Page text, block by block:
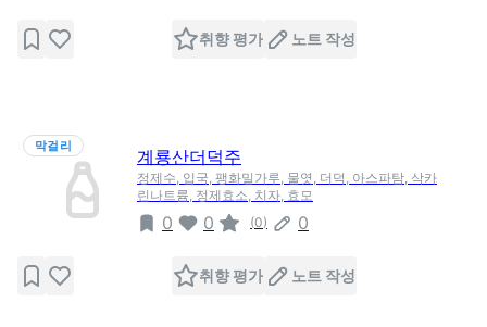
취향 평가 노트 작성
막걸리
계룡산더덕주
정제수, 입국, 팽화밀가루, 물엿, 더덕, 아스파탐, 삭카
린나트륨, 정제효소, 치자, 효모
0 0 (0) 0
취향 평가 노트 작성